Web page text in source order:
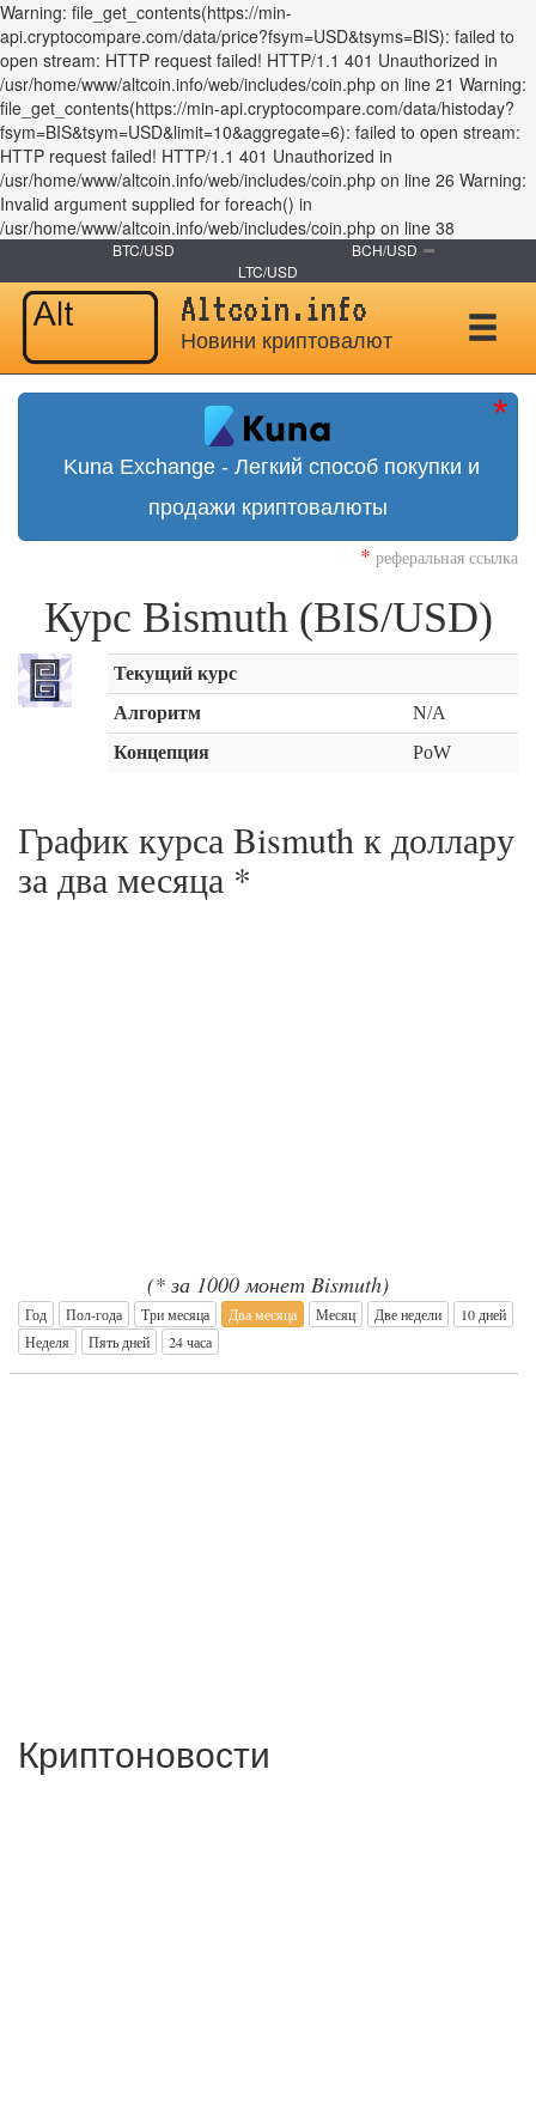
Warning: file_get_contents(https://min-
api.cryptocompare.com/data/price?fsym=USD&tsyms=BIS): failed to
open stream: HTTP request failed! HTTP/1.1 401 Unauthorized in
/usr/home/www/altcoin.info/web/includes/coin.php on line 21 Warning:
file_get_contents(https://min-api.cryptocompare.com/data/histoday?
fsym=BIS&tsym=USD&limit=10&aggregate=6): failed to open stream:
HTTP request failed! HTTP/1.1 401 Unauthorized in
/usr/home/www/altcoin.info/web/includes/coin.php on line 26 Warning:
Invalid argument supplied for foreach() in
/usr/home/www/altcoin.info/web/includes/coin.php on line 38
BTC/USD
BCH/USD
LTC/USD
Altcoin.info
Новини криптовалют
Kuna Exchange - Легкий способ покупки и
продажи криптовалюты
* реферальная ссылка
Курс Bismuth (BIS/USD)
Текущий курс
Алгоритм
N/A
Концепция
PoW
График курса Bismuth к доллару
за два месяца *
(* за 1000 монет Bismuth)
Год Пол-года Три месяца Два месяца Месяц Две недели
10 дней
Неделя
Пять дней 24 часа
Криптоновости